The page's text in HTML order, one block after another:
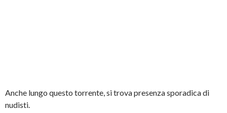
Anche lungo questo torrente, si trova presenza sporadica di
nudisti.